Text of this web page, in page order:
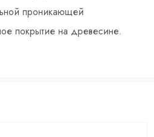
проникающей
покрытие на древесине.